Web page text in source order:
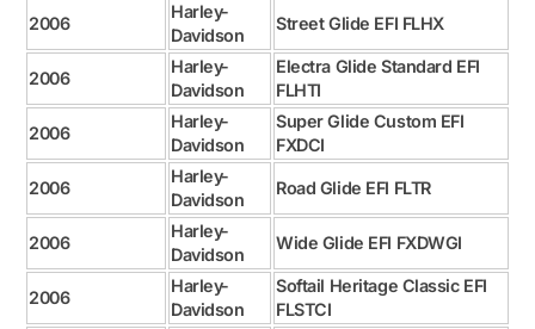
2006
Harley-
Davidson
Street Glide EFI FLHX
2006
Harley-
Davidson
Electra Glide Standard EFI
FLHTI
2006
Harley-
Davidson
Super Glide Custom EFI
FXDCI
2006
Harley-
Davidson
Road Glide EFI FLTR
2006
Harley-
Davidson
Wide Glide EFI FXDWGI
2006
Harley-
Davidson
Softail Heritage Classic EFI
FLSTCI